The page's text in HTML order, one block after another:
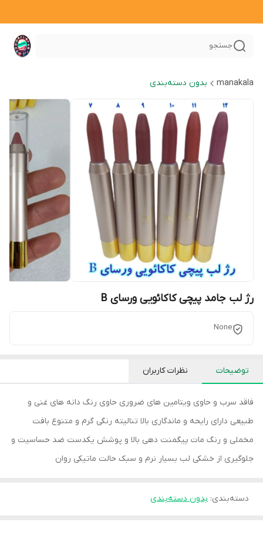
جستجو
manakala بدون دسته‌بندی
رژ لب جامد پیچی کاکائویی ورسای B
None
توضیحات نظرات کاربران
فاقد سرب و حاوی ویتامین های ضروری حاوی رنگ دانه های غنی و
طبیعی دارای رایحه و ماندگاری بالا تنالیته رنگی گرم و متنوع بافت
مخملی و رنگ مات پیگمنت دهی بالا و پوشش یکدست ضد حساسیت و
جلوگیری از خشکی لب بسیار نرم و سبک حالت ماتیکی روان
دسته‌بندی: بدون دسته‌بندی